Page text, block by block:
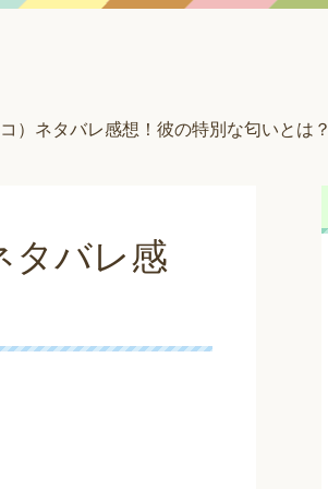
）ネタバレ感想！彼の特別な匂いとは？
タバレ感